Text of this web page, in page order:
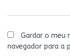
Gardar o meu
navegador para a